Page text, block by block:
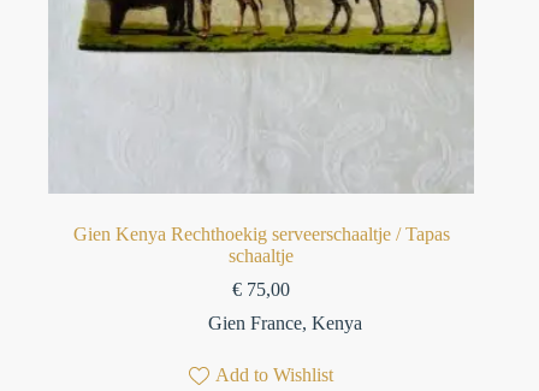
Gien Kenya Rechthoekig serveerschaaltje / Tapas
schaaltje
€ 75,00
Gien France,Kenya
Add to Wishlist